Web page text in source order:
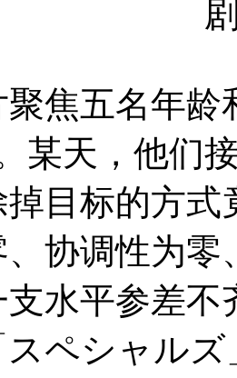
五名年龄
某天，他们
目标的方
协调性为
水平参差
スペシャル